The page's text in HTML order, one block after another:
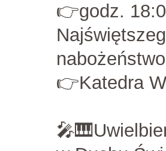
👉godz.
👉Katedra